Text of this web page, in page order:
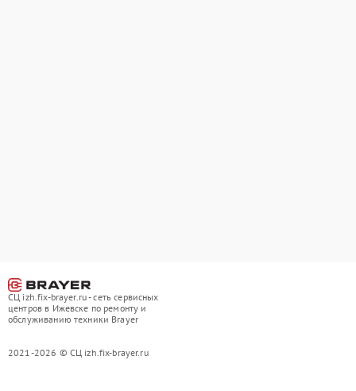
СЦ izh.fix-brayer.ru - сеть сервисных
центров в Ижевске по ремонту и
обслуживанию техники Brayer
2021-2026 © СЦ izh.fix-brayer.ru